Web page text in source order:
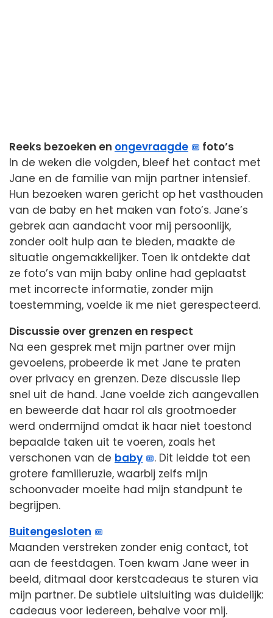
Reeks bezoeken en ongevraagde
foto’s
In de weken die volgden, bleef het contact met
Jane en de familie van mijn partner intensief.
Hun bezoeken waren gericht op het vasthouden
van de baby en het maken van foto’s. Jane’s
gebrek aan aandacht voor mij persoonlijk,
zonder ooit hulp aan te bieden, maakte de
situatie ongemakkelijker. Toen ik ontdekte dat
ze foto’s van mijn baby online had geplaatst
met incorrecte informatie, zonder mijn
toestemming, voelde ik me niet gerespecteerd.
Discussie over grenzen en respect
Na een gesprek met mijn partner over mijn
gevoelens, probeerde ik met Jane te praten
over privacy en grenzen. Deze discussie liep
snel uit de hand. Jane voelde zich aangevallen
en beweerde dat haar rol als grootmoeder
werd ondermijnd omdat ik haar niet toestond
bepaalde taken uit te voeren, zoals het
verschonen van de baby
. Dit leidde tot een
grotere familieruzie, waarbij zelfs mijn
schoonvader moeite had mijn standpunt te
begrijpen.
Buitengesloten
Maanden verstreken zonder enig contact, tot
aan de feestdagen. Toen kwam Jane weer in
beeld, ditmaal door kerstcadeaus te sturen via
mijn partner. De subtiele uitsluiting was duidelijk:
cadeaus voor iedereen, behalve voor mij.